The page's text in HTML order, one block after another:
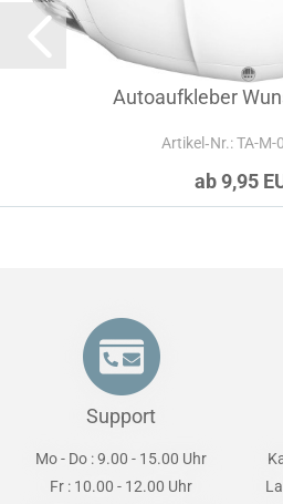
Autoaufkleber
Artikel‑Nr.: TA-M-
ab 9,95
Support
Mo - Do : 9.00 - 15.00 Uhr
Fr : 10.00 - 12.00 Uhr